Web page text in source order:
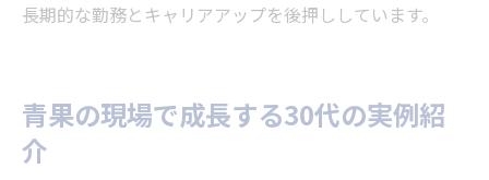
長期的な勤務とキャリアアップを後押ししています。
青果の現場で成長する30代の実例紹
介